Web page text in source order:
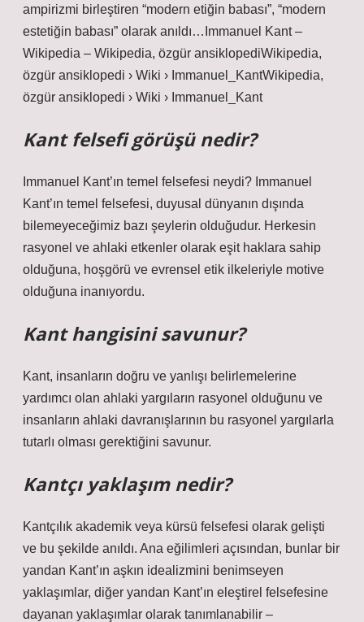
ampirizmi birleştiren “modern etiğin babası”, “modern
estetiğin babası” olarak anıldı…Immanuel Kant –
Wikipedia – Wikipedia, özgür ansiklopediWikipedia,
özgür ansiklopedi › Wiki › Immanuel_KantWikipedia,
özgür ansiklopedi › Wiki › Immanuel_Kant
Kant felsefi görüşü nedir?
Immanuel Kant’ın temel felsefesi neydi? Immanuel
Kant’ın temel felsefesi, duyusal dünyanın dışında
bilemeyeceğimiz bazı şeylerin olduğudur. Herkesin
rasyonel ve ahlaki etkenler olarak eşit haklara sahip
olduğuna, hoşgörü ve evrensel etik ilkeleriyle motive
olduğuna inanıyordu.
Kant hangisini savunur?
Kant, insanların doğru ve yanlışı belirlemelerine
yardımcı olan ahlaki yargıların rasyonel olduğunu ve
insanların ahlaki davranışlarının bu rasyonel yargılarla
tutarlı olması gerektiğini savunur.
Kantçı yaklaşım nedir?
Kantçılık akademik veya kürsü felsefesi olarak gelişti
ve bu şekilde anıldı. Ana eğilimleri açısından, bunlar bir
yandan Kant’ın aşkın idealizmini benimseyen
yaklaşımlar, diğer yandan Kant’ın eleştirel felsefesine
dayanan yaklaşımlar olarak tanımlanabilir –